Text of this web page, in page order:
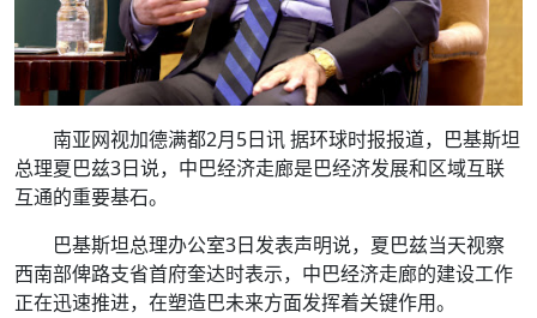
南亚网视加德满都2月5日讯 据环球时报报道，巴基斯坦
总理夏巴兹3日说，中巴经济走廊是巴经济发展和区域互联
互通的重要基石。
巴基斯坦总理办公室3日发表声明说，夏巴兹当天视察
西南部俾路支省首府奎达时表示，中巴经济走廊的建设工作
正在迅速推进，在塑造巴未来方面发挥着关键作用。